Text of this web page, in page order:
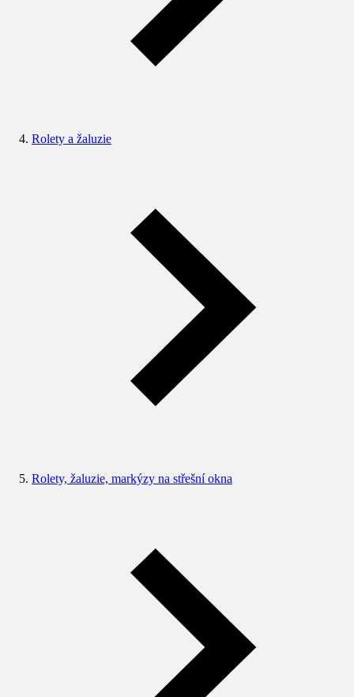
Rolety a žaluzie
Rolety, žaluzie, markýzy na střešní okna